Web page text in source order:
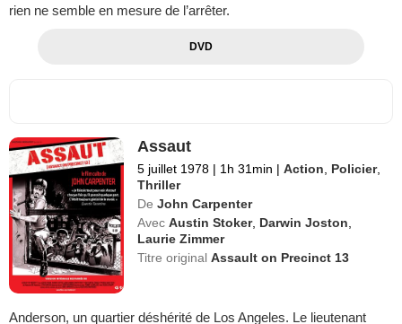
rien ne semble en mesure de l’arrêter.
DVD
Assaut
5 juillet 1978 | 1h 31min | Action Policier,
Thriller
De John Carpenter
Avec Austin Stoker, Darwin Joston
Laurie Zimmer
Titre originalAssault on Precinct 13
Anderson, un quartier déshérité de Los Angeles. Le lieutenant